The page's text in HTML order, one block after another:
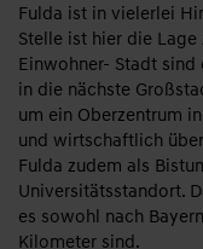
Fulda ist in vielerlei
Stelle ist hier die
Einwohner- Stadt
in die nächste
um ein Oberzentrum
und wirtschaftlich
Fulda zudem als
Universitätsstandort.
es sowohl nach
Kilometer sind.